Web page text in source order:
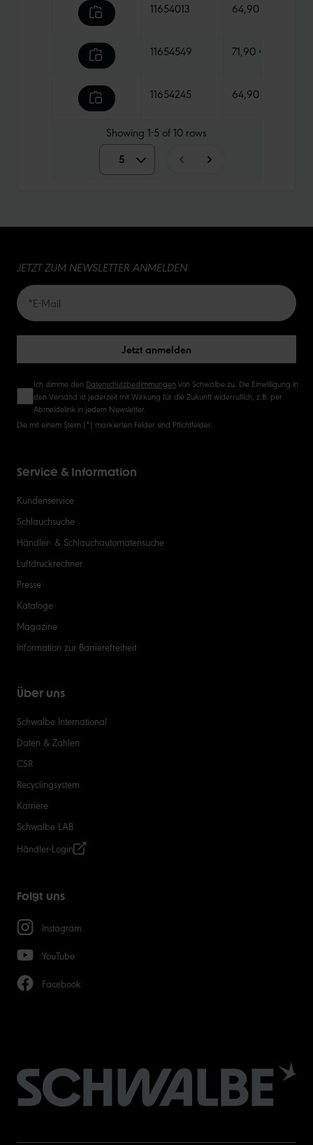
11654013 64,90 €
11654549 71,90 €
11654245 64,90 €
Showing 1-5of10 rows
5 5
20
JETZT ZUM NEWSLETTER ANMELDEN
Jetzt anmelden
Ich stimme den Datenschutzbestimmungen von Schwalbe zu. Die Einwilligung in
den Versand ist jederzeit mit Wirkung für die Zukunft widerruflich, z.B. per
Abmeldelink in jedem Newsletter.
Die mit einem Stern (*) markierten Felder sind Pflichtfelder.
Service & Information
Kundenservice
Schlauchsuche
Händler- & Schlauchautomatensuche
Luftdruckrechner
Presse
Kataloge
Magazine
Information zur Barrierefreiheit
Über uns
Schwalbe International
Daten & Zahlen
CSR
Recyclingsystem
Karriere
Schwalbe LAB
Händler-Login
Folgt uns
Instagram
YouTube
Facebook